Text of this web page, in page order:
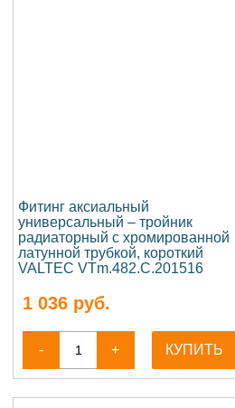
Фитинг аксиальный
универсальный – тройник
радиаторный с хромированной
латунной трубкой, короткий
VALTEC VTm.482.C.201516
1 036руб.
- + КУПИТЬ